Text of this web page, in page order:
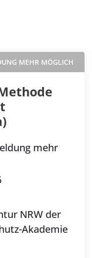
MEHR MÖGLICH
mehr
NRW der
Akademie